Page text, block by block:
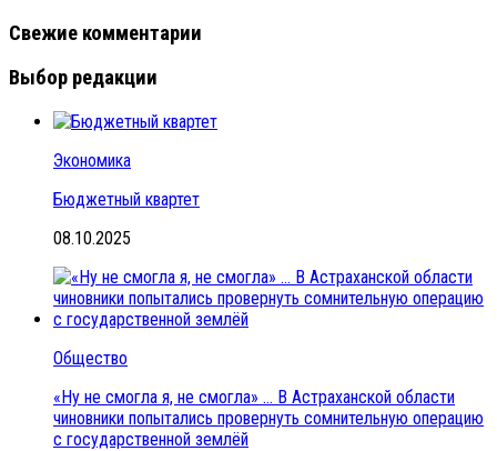
Свежие комментарии
Выбор редакции
Экономика
Бюджетный квартет
08.10.2025
Общество
«Ну не смогла я, не смогла» … В Астраханской области
чиновники попытались провернуть сомнительную операцию
с государственной землёй